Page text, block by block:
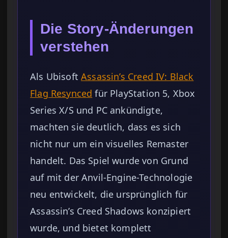
Die Story-Änderungen
verstehen
Als UbisoftAssassin’s Creed IV: Black
Flag Resynced für PlayStation 5, Xbox
Series X/S und PC ankündigte,
machten sie deutlich, dass es sich
nicht nur um ein visuelles Remaster
handelt. Das Spiel wurde von Grund
auf mit der Anvil-Engine-Technologie
neu entwickelt, die ursprünglich für
Assassin’s Creed Shadows konzipiert
wurde, und bietet komplett